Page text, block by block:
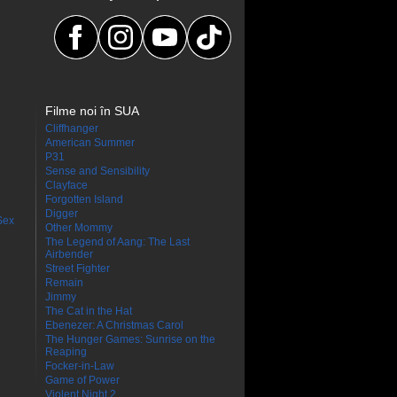
Filme noi în SUA
Cliffhanger
American Summer
P31
Sense and Sensibility
Clayface
Forgotten Island
Digger
Other Mommy
The Legend of Aang: The Last
Airbender
Street Fighter
Remain
Jimmy
The Cat in the Hat
Ebenezer: A Christmas Carol
The Hunger Games: Sunrise on the
Reaping
Focker-in-Law
Game of Power
Violent Night 2